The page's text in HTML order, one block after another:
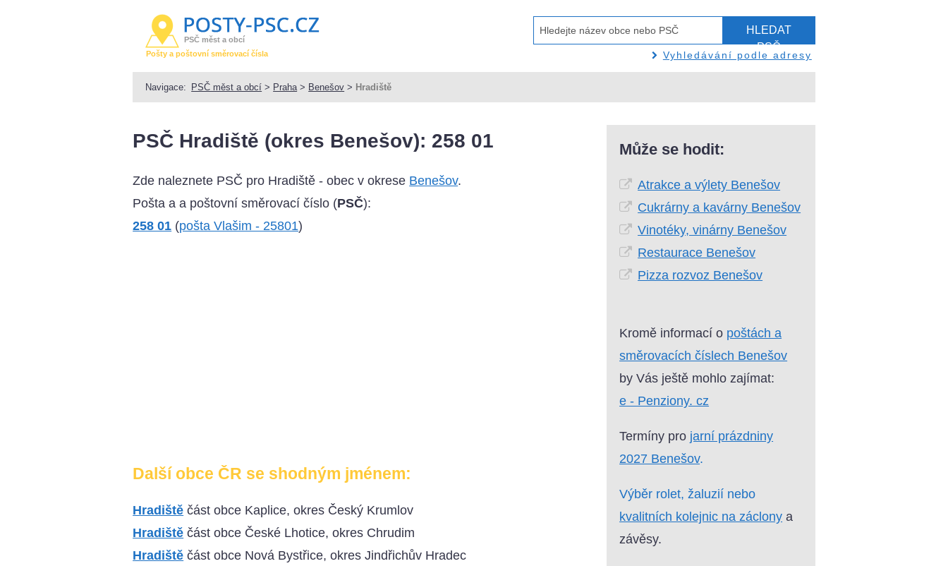
PSČ měst a obcí
Pošty a poštovní směrovací čísla
HLEDAT
PSČ
Vyhledávání podle adresy
Navigace: PSČ měst a obcí > Praha > Benešov > Hradiště
PSČ Hradiště (okres Benešov): 258 01
Zde naleznete PSČ pro Hradiště - obec v okrese Benešov.
Pošta a a poštovní směrovací číslo (PSČ):
258 01 (pošta Vlašim - 25801)
Další obce ČR se shodným jménem:
Hradiště část obce Kaplice, okres Český Krumlov
Hradiště část obce České Lhotice, okres Chrudim
Hradiště část obce Nová Bystřice, okres Jindřichův Hradec
Může se hodit:
Atrakce a výlety Benešov
Cukrárny a kavárny Benešov
Vinotéky, vinárny Benešov
Restaurace Benešov
Pizza rozvoz Benešov
Kromě informací o poštách a
směrovacích číslech Benešov
by Vás ještě mohlo zajímat:
e - Penziony. cz
Termíny pro jarní prázdniny
2027 Benešov.
Výběr rolet, žaluzií nebo
kvalitních kolejnic na záclony a
závěsy.